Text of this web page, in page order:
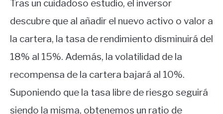
Tras un cuidadoso estudio, el inversor
descubre que al añadir el nuevo activo o valor a
la cartera, la tasa de rendimiento disminuirá del
18% al 15%. Además, la volatilidad de la
recompensa de la cartera bajará al 10%.
Suponiendo que la tasa libre de riesgo seguirá
siendo la misma, obtenemos un ratio de